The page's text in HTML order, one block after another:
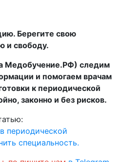
Берегите свою
и свободу.
Медобучение.РФ) следим
и помогаем врачам
к периодической
законно и без рисков.
периодической
специальность.